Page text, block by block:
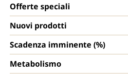
Offerte speciali
Nuovi prodotti
Scadenza imminente (%)
Metabolismo